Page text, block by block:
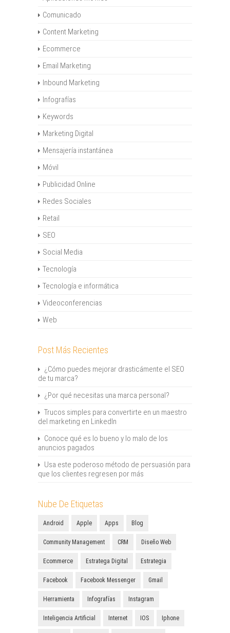
Comunicado
Content Marketing
Ecommerce
Email Marketing
Inbound Marketing
Infografías
Keywords
Marketing Digital
Mensajería instantánea
Móvil
Publicidad Online
Redes Sociales
Retail
SEO
Social Media
Tecnología
Tecnología e informática
Videoconferencias
Web
Post Más Recientes
¿Cómo puedes mejorar drasticámente el SEO
de tu marca?
¿Por qué necesitas una marca personal?
Trucos simples para convertirte en un maestro
del marketing en LinkedIn
Conoce qué es lo bueno y lo malo de los
anuncios pagados
Usa este poderoso método de persuasión para
que los clientes regresen por más
Nube De Etiquetas
Android Apple Apps Blog
Community Management CRM Diseño Web
Ecommerce Estratega Digital Estrategia
Facebook Facebook Messenger Gmail
Herramienta Infografías Instagram
Inteligencia Artificial Internet IOS Iphone